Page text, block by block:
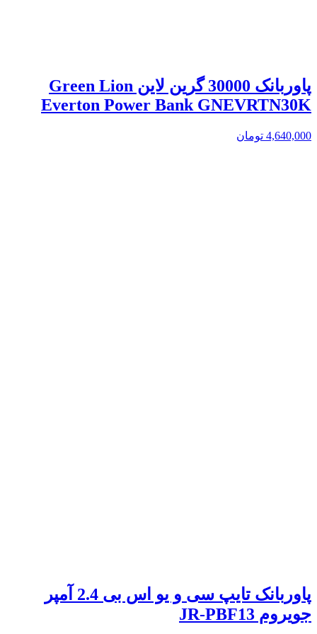
پاوربانک 30000 گرین لاین Green Lion
Everton Power Bank GNEVRTN30K
4,640,000 تومان
پاوربانک تایپ سی و یو اس بی 2.4 آمپر
جویروم JR-PBF13